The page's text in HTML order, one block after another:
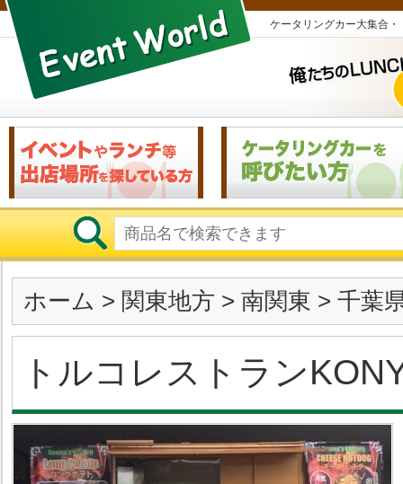
ケータリングカー大集合
ホーム > 関東地方 > 南関東 > 千葉
トルコレストラン